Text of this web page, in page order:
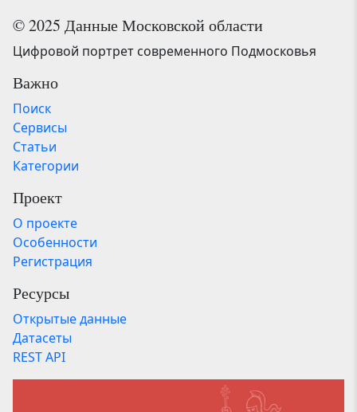
© 2025 Данные Московской области
Цифровой портрет современного Подмосковья
Важно
Поиск
Сервисы
Статьи
Категории
Проект
О проекте
Особенности
Регистрация
Ресурсы
Открытые данные
Датасеты
REST API